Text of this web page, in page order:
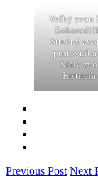
Veľký zvon
Stredný
pustovníka
Malý
Krstiteľa
Previous Post Next